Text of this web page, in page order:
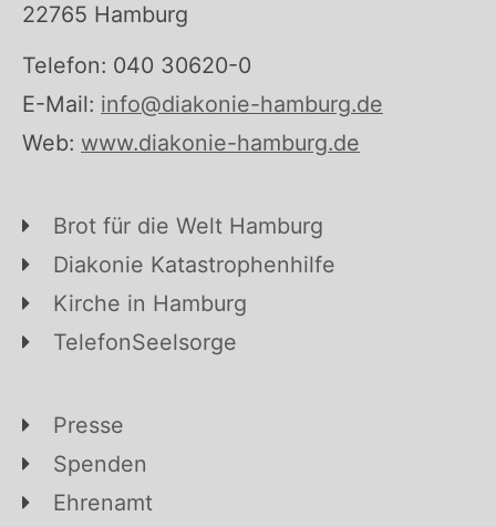
22765 Hamburg
Telefon: 040 30620-0
E-Mail: info@diakonie-hamburg.de
Web: www.diakonie-hamburg.de
Brot für die Welt Hamburg
Diakonie Katastrophenhilfe
Kirche in Hamburg
TelefonSeelsorge
Presse
Spenden
Ehrenamt